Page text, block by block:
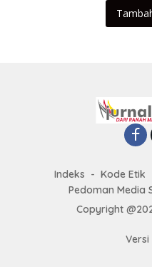
Indeks Kode Etik
Pedoman Media
Copyright
Versi